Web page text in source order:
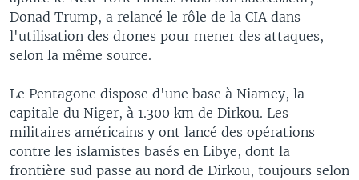
Donad Trump, a relancé le rôle de la CIA dans
l'utilisation des drones pour mener des attaques,
selon la même source.
Le Pentagone dispose d'une base à Niamey, la
capitale du Niger, à 1.300 km de Dirkou. Les
militaires américains y ont lancé des opérations
contre les islamistes basés en Libye, dont la
frontière sud passe au nord de Dirkou, toujours selon